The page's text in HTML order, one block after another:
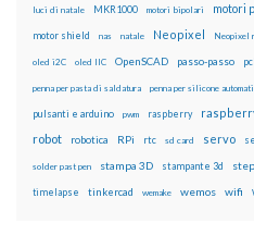
luci di natale MKR1000 motori bipolari motori
motor shield nas natale Neopixel Neopixel
oled i2C oled IIC OpenSCAD passo-passo
penna per pasta di saldatura penna per silicone
pulsanti e arduino pwm raspberry
robot robotica RPi rtc sd card servo
solder past pen stampa 3D stampante 3d
timelapse tinkercad wemake wemos wifi